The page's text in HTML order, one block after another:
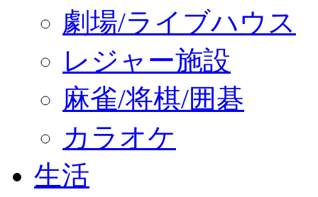
劇場/ライブハウス
レジャー施設
麻雀/将棋/囲碁
カラオケ
生活